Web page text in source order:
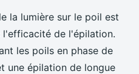
la lumière sur le poil est
de l'épilation.
les poils en phase de
une épilation de longue